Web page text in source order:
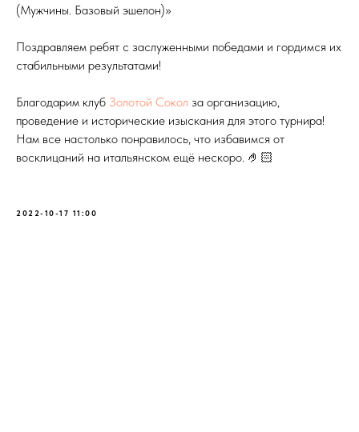
(Мужчины. Базовый эшелон)»
Поздравляем ребят с заслуженными победами и гордимся их
стабильными результатами!
Благодарим клуб Золотой Сокол за организацию,
проведение и исторические изыскания для этого турнира!
Нам все настолько понравилось, что избавимся от
восклицаний на итальянском ещё нескоро. 🤌🏻
2022-10-17 11:00